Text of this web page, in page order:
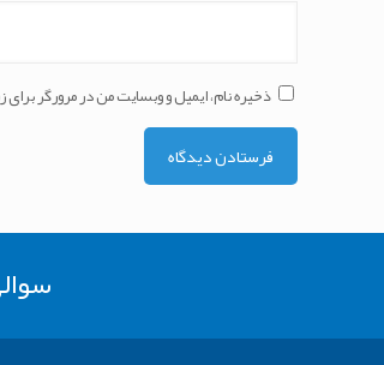
ذخیره نام، ایمیل و وبسایت من در مرورگر